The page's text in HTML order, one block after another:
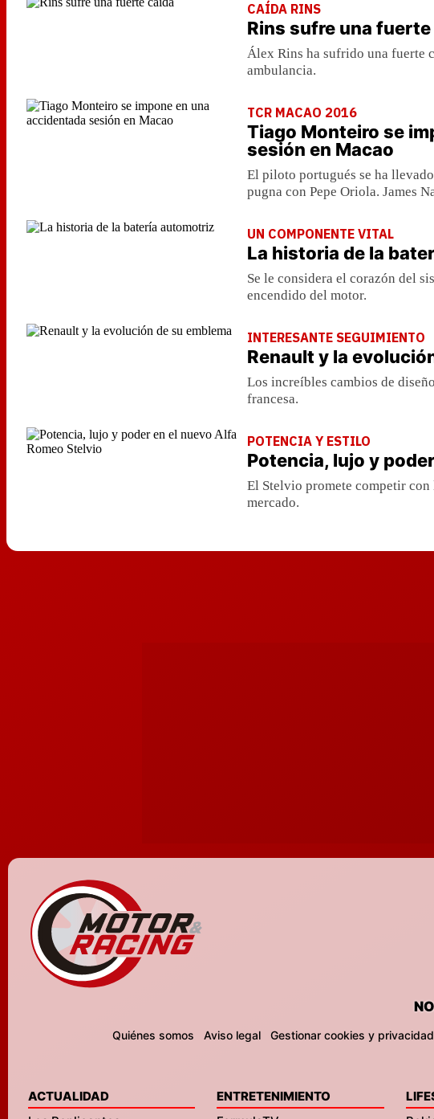
CAÍDA RINS
Rins sufre una fuerte
Álex Rins ha sufrido una fuerte
ambulancia.
TCR MACAO 2016
Tiago Monteiro se
sesión en Macao
El piloto portugués se ha
pugna con Pepe Oriola. James
UN COMPONENTE VITAL
La historia de la
Se le considera el corazón del
encendido del motor.
INTERESANTE SEGUIMIENTO
Renault y la
Los increíbles cambios de
francesa.
POTENCIA Y ESTILO
Potencia, lujo y
El Stelvio promete competir con
mercado.
Quiénes somos Aviso legal Gestionar cookies y privacidad
ACTUALIDAD
ENTRETENIMIENTO